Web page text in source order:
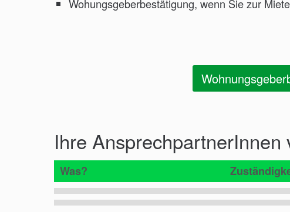
Wohungsgeberbestätigung, wenn Sie zur
Ihre AnsprechpartnerInnen
Was?